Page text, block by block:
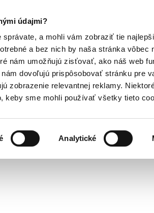
údajmi?
a mohli vám zobraziť tie
a bez nich by naša stránka vôbec
nám umožňujú zisťovať, ako náš web
dovoľujú prispôsobovať stránku pre
zobrazenie relevantnej reklamy.
keby sme mohli používať všetky tieto
Analytické